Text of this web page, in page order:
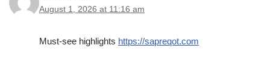
August 1, 2026 at 11:16 am
Must-see highlights https://sapreqot.com